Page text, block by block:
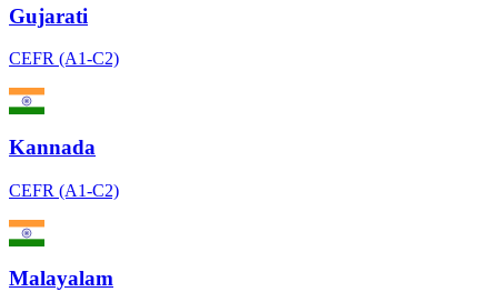
Gujarati
CEFR (A1-C2)
Kannada
CEFR (A1-C2)
Malayalam